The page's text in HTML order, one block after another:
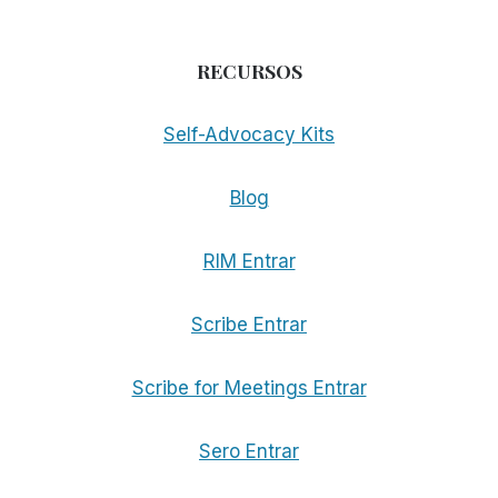
RECURSOS
Self-Advocacy Kits
Blog
RIM Entrar
Scribe Entrar
Scribe for Meetings Entrar
Sero Entrar